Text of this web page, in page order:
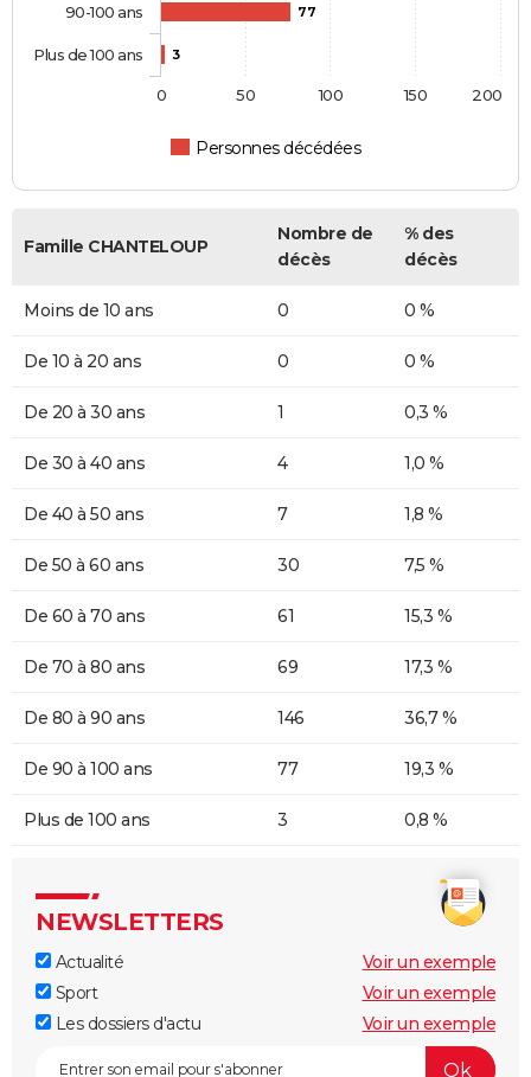
77
3
Personnes décédées
90-100 ans
Plus de 100 ans
0 50 100 150 200
Famille CHANTELOUP
Nombre de
décès
% des
décès
Moins de 10 ans 0 0 %
De 10 à 20 ans 0 0 %
De 20 à 30 ans 1 0,3 %
De 30 à 40 ans 4 1,0 %
De 40 à 50 ans 7 1,8 %
De 50 à 60 ans 30 7,5 %
De 60 à 70 ans 61 15,3 %
De 70 à 80 ans 69 17,3 %
De 80 à 90 ans 146 36,7 %
De 90 à 100 ans 77 19,3 %
Plus de 100 ans 3 0,8 %
NEWSLETTERS
Actualité
Voir un exemple
Sport
Voir un exemple
Les dossiers d'actu
Voir un exemple